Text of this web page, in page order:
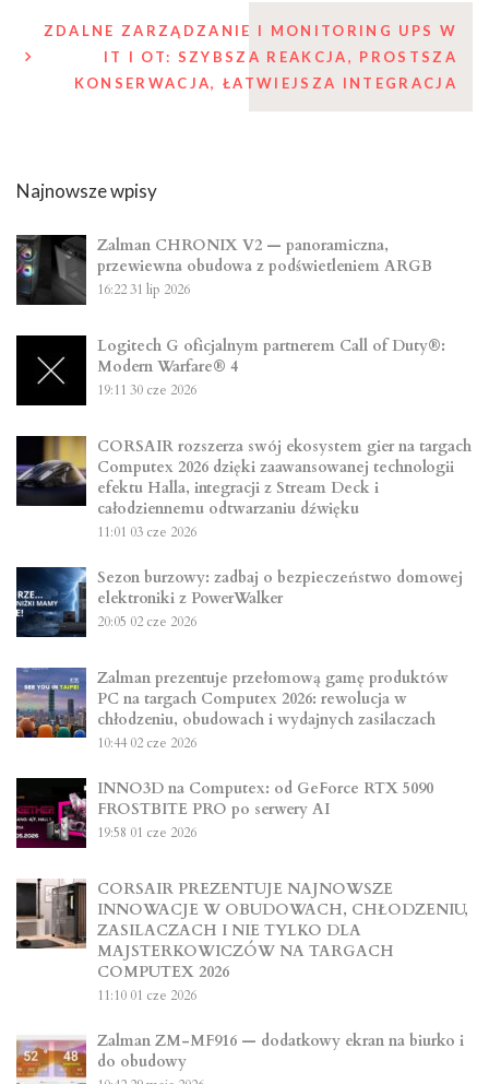
ZDALNE ZARZĄDZANIE I MONITORING UPS W
IT I OT: SZYBSZA REAKCJA, PROSTSZA
KONSERWACJA, ŁATWIEJSZA INTEGRACJA
Najnowsze wpisy
Zalman CHRONIX V2 — panoramiczna,
przewiewna obudowa z podświetleniem ARGB
16:2231 lip 2026
Logitech G oficjalnym partnerem Call of Duty®:
Modern Warfare® 4
19:11 30 cze 2026
CORSAIR rozszerza swój ekosystem gier na targach
Computex 2026 dzięki zaawansowanej technologii
efektu Halla, integracji z Stream Deck i
całodziennemu odtwarzaniu dźwięku
11:01 03 cze 2026
Sezon burzowy: zadbaj o bezpieczeństwo domowej
elektroniki z PowerWalker
20:05 02 cze 2026
Zalman prezentuje przełomową gamę produktów
PC na targach Computex 2026: rewolucja w
chłodzeniu, obudowach i wydajnych zasilaczach
10:44 02 cze 2026
INNO3D na Computex: od GeForce RTX 5090
FROSTBITE PRO po serwery AI
19:58 01 cze 2026
CORSAIR PREZENTUJE NAJNOWSZE
INNOWACJE W OBUDOWACH, CHŁODZENIU,
ZASILACZACH I NIE TYLKO DLA
MAJSTERKOWICZÓW NA TARGACH
COMPUTEX 2026
11:10 01 cze 2026
Zalman ZM-MF916 — dodatkowy ekran na biurko i
do obudowy